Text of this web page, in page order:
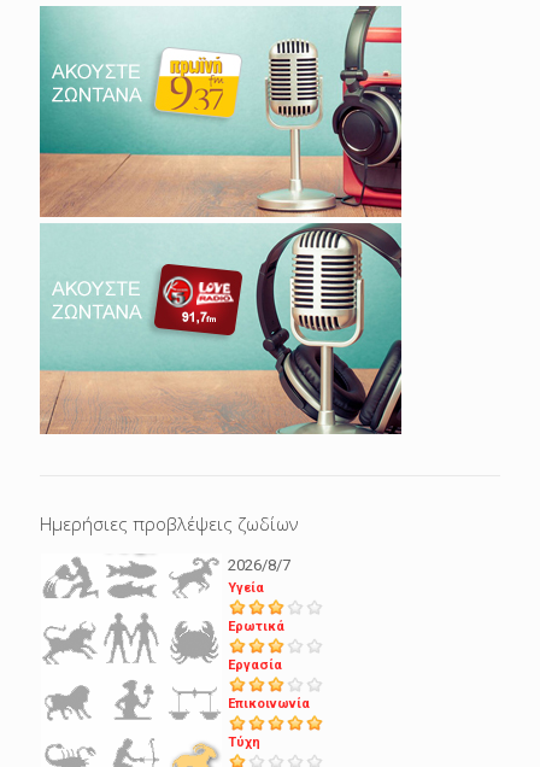
Ημερήσιες προβλέψεις ζωδίων
2026/8/7
Υγεία
Ερωτικά
Εργασία
Επικοινωνία
Τύχη